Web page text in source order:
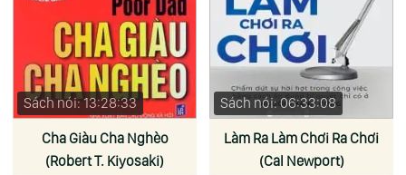
Sách nói: 13:28:33
Cha Giàu Cha Nghèo
(Robert T. Kiyosaki)
Sách nói: 06:33:08
Làm Ra Làm Chơi Ra Chơi
(Cal Newport)